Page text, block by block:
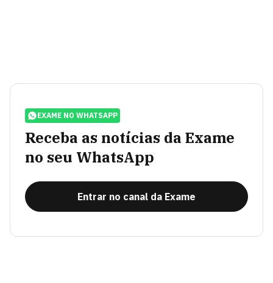
EXAME NO WHATSAPP
Receba as notícias da Exame
no seu WhatsApp
Entrar no canal da Exame